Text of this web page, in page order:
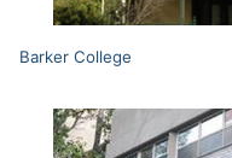
Barker College